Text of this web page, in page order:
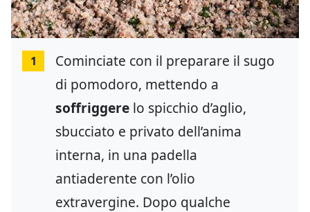
1
Cominciate con il preparare il sugo
di pomodoro, mettendo a
soffriggere lo spicchio d’aglio,
sbucciato e privato dell’anima
interna, in una padella
antiaderente con l’olio
extravergine. Dopo qualche